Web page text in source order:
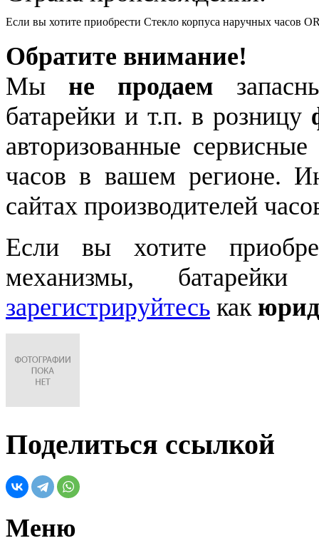
Если вы хотите приобрести Стекло корпуса наручных часов
Обратите внимание!
Мы не продаем
батарейки и т.п. в розницу
авторизованные
часов в вашем регионе.
сайтах производителей
Если вы хотите
механизмы,
зарегистрируйтесь как
Поделиться ссылкой
Меню